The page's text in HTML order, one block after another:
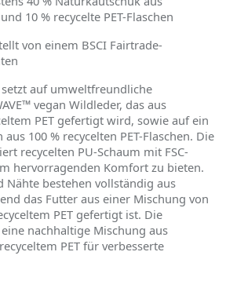
10 % recycelte PET-Flaschen
von einem BSCI Fairtrade-
setzt auf umweltfreundliche
vegan Wildleder, das aus
PET gefertigt wird, sowie auf ein
100 % recycelten PET-Flaschen. Die
recycelten PU-Schaum mit FSC-
hervorragenden Komfort zu bieten.
Nähte bestehen vollständig aus
das Futter aus einer Mischung von
PET gefertigt ist. Die
nachhaltige Mischung aus
PET für verbesserte